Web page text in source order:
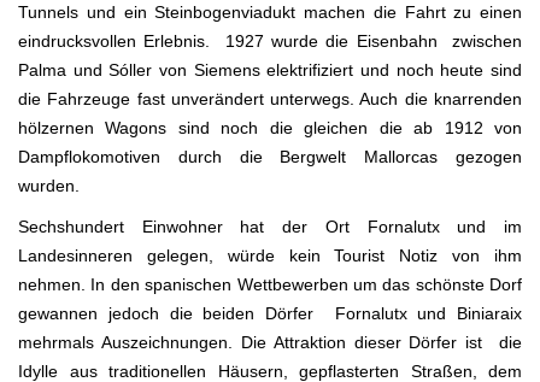
Tunnels und ein Steinbogenviadukt machen die Fahrt zu einen
eindrucksvollen Erlebnis. 1927 wurde die Eisenbahn zwischen
Palma und Sóller von Siemens elektrifiziert und noch heute sind
die Fahrzeuge fast unverändert unterwegs. Auch die knarrenden
hölzernen Wagons sind noch die gleichen die ab 1912 von
Dampflokomotiven durch die Bergwelt Mallorcas gezogen
wurden.
Sechshundert Einwohner hat der Ort Fornalutx und im
Landesinneren gelegen, würde kein Tourist Notiz von ihm
nehmen. In den spanischen Wettbewerben um das schönste Dorf
gewannen jedoch die beiden Dörfer Fornalutx und Biniaraix
mehrmals Auszeichnungen. Die Attraktion dieser Dörfer ist die
Idylle aus traditionellen Häusern, gepflasterten Straßen, dem